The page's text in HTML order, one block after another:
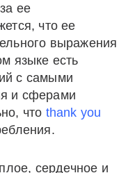
ее
что ее
выражения
языке есть
с самыми
и сферами
что thank you
сердечное и